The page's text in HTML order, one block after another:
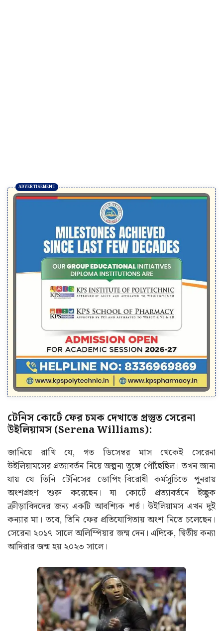
টেনিস কোর্টে ফের চমক দেখাতে প্রস্তুত সেরেনা
উইলিয়ামস (Serena Williams):
জানিয়ে রাখি যে, গত ডিসেম্বর মাস থেকেই সেরেনা
উইলিয়ামসের প্রত্যাবর্তন নিয়ে জল্পনা তুঙ্গে পৌঁছেছিল। তখন জানা
যায় যে তিনি টেনিসের ডোপিং-বিরোধী কর্মসূচিতে পুনরায়
অংশগ্রহণ শুরু করেছেন। যা কোর্টে প্রত্যাবর্তনে ইচ্ছুক
ক্রীড়াবিদদের জন্য একটি আবশ্যিক শর্ত। উইলিয়ামস এখন দুই
কন্যার মা। তবে, তিনি ফের প্রতিযোগিতায় অংশ নিতে চলেছেন।
সেরেনা ২০১৭ সালে অলিম্পিয়ার জন্ম দেন। এদিকে, দ্বিতীয় কন্যা
আদিরার জন্ম হয় ২০২৩ সালে।